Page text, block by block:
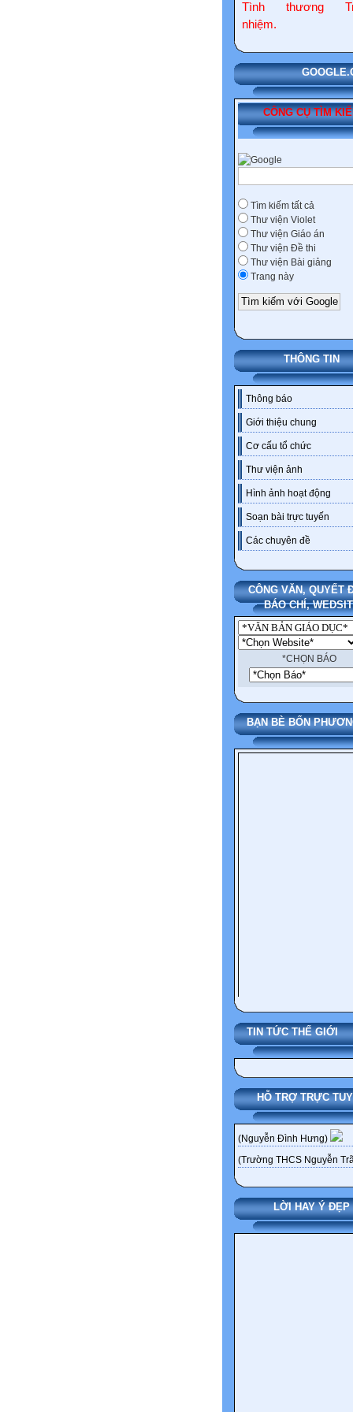
Tình thương
nhiệm.
GOOGLE.COM
CÔNG CỤ TÌM
Tìm kiếm tất cả
Thư viện Violet
Thư viện Giáo án
Thư viện Đề thi
Thư viện Bài giảng
Trang này
THÔNG TIN
Thông báo
Giới thiệu chung
Cơ cấu tổ chức
Thư viện ảnh
Hình ảnh hoạt động
Soạn bài trực tuyến
Các chuyên đề
CÔNG VĂN, QUYẾT
BÁO CHÍ,
*CHỌN BÁO
BẠN BÈ BỐN
TIN TỨC THẾ
HỖ TRỢ TRỰC
(Nguyễn Đình Hưng)
(Trường THCS Nguyễn
LỜI HAY Ý ĐẸP